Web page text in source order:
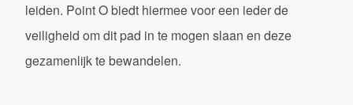
leiden. Point O biedt hiermee voor een ieder de
veiligheid om dit pad in te mogen slaan en deze
gezamenlijk te bewandelen.